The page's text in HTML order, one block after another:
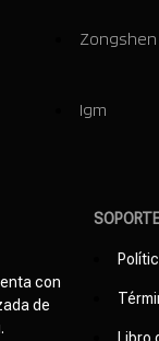
Zongshen
Igm
con
de